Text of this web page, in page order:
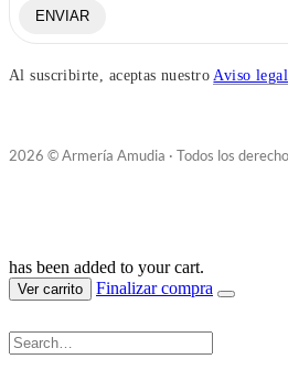
ENVIAR
Al suscribirte, aceptas nuestro Aviso legal
2026 © Armería Amudia · Todos los
has been added to your cart.
Ver carrito Finalizar compra